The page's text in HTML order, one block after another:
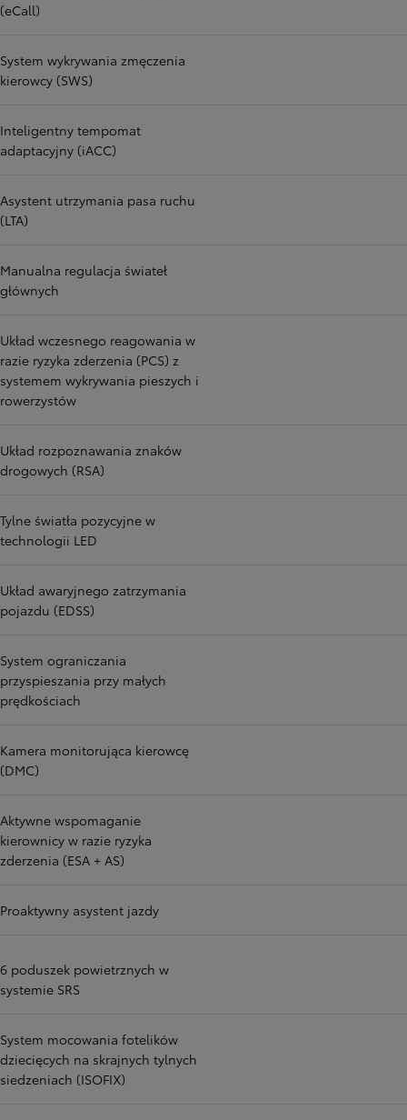
(eCall)
System wykrywania zmęczenia
kierowcy (SWS)
Inteligentny tempomat
adaptacyjny (iACC)
Asystent utrzymania pasa ruchu
(LTA)
Manualna regulacja świateł
głównych
Układ wczesnego reagowania w
razie ryzyka zderzenia (PCS) z
systemem wykrywania pieszych i
rowerzystów
Układ rozpoznawania znaków
drogowych (RSA)
Tylne światła pozycyjne w
technologii LED
Układ awaryjnego zatrzymania
pojazdu (EDSS)
System ograniczania
przyspieszania przy małych
prędkościach
Kamera monitorująca kierowcę
(DMC)
Aktywne wspomaganie
kierownicy w razie ryzyka
zderzenia (ESA + AS)
Proaktywny asystent jazdy
6 poduszek powietrznych w
systemie SRS
System mocowania fotelików
dziecięcych na skrajnych tylnych
siedzeniach (ISOFIX)